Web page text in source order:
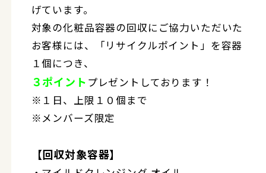
げています。
対象の化粧品容器の回収にご協力いただいた
お客様には、「リサイクルポイント」を容器
１個につき、
３ポイント プレゼントしております！
※１日、上限１０個まで
※メンバーズ限定
【回収対象容器】